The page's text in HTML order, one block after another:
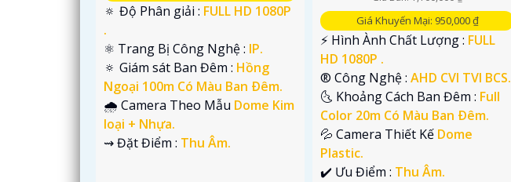
🔅 Độ Phân giải : FULL HD 1080P
.
⚛️ Trang Bị Công Nghệ : IP.
🔅 Giám sát Ban Đêm : Hồng
Ngoại 100m Có Màu Ban Ðêm.
🌧️ Camera Theo Mẫu Dome Kim
loại + Nhựa.
️⇝ Đặt Điểm : Thu Âm.
Giá Khuyến Mại: 950,000 ₫
️⚡ Hình Ành Chất Lượng : FULL
HD 1080P .
®️ Công Nghệ :AHD CVI TVI BCS.
🌜 Khoảng Cách Ban Đêm : Full
Color 20m Có Màu Ban Ðêm.
💦 Camera Thiết Kế Dome
Plastic.
️✔️ Ưu Điểm : Thu Âm.